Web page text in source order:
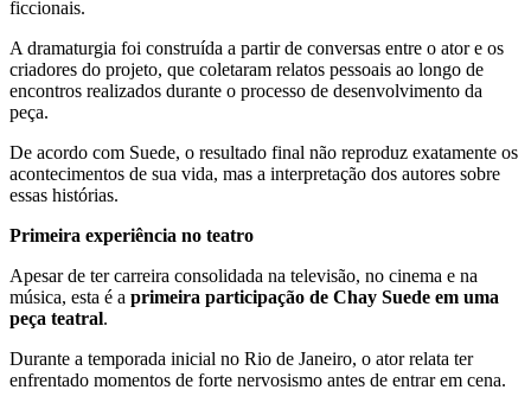
ficcionais.
A dramaturgia foi construída a partir de conversas entre o ator e os
criadores do projeto, que coletaram relatos pessoais ao longo de
encontros realizados durante o processo de desenvolvimento da
peça.
De acordo com Suede, o resultado final não reproduz exatamente os
acontecimentos de sua vida, mas a interpretação dos autores sobre
essas histórias.
Primeira experiência no teatro
Apesar de ter carreira consolidada na televisão, no cinema e na
música, esta é a primeira participação de Chay Suede em uma
peça teatral.
Durante a temporada inicial no Rio de Janeiro, o ator relata ter
enfrentado momentos de forte nervosismo antes de entrar em cena.